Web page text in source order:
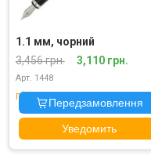
1.1 мм, чорний
3,456 грн.
3,110 грн.
Арт. 1448
під замовлення
Передзамовлення
Уведомить